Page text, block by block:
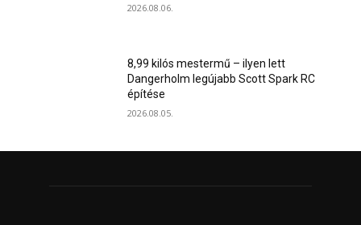
2026.08.06.
8,99 kilós mestermű – ilyen lett
Dangerholm legújabb Scott Spark RC
építése
2026.08.05.